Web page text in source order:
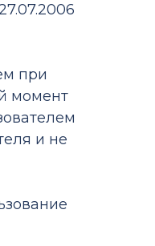
при
момент
и не